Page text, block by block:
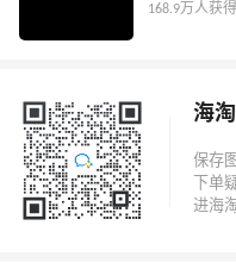
168.9万人获
海